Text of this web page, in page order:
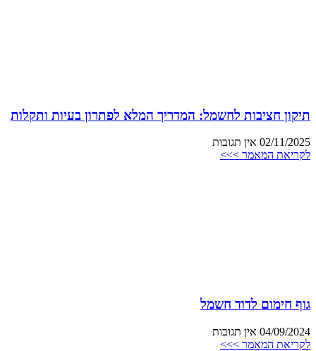
תיקון חציבות לחשמל: המדריך המלא לפתרון בעיות ותקלות
02/11/2025 אין תגובות
לקריאת המאמר >>>
גוף חימום לדוד חשמל
04/09/2024 אין תגובות
לקריאת המאמר >>>